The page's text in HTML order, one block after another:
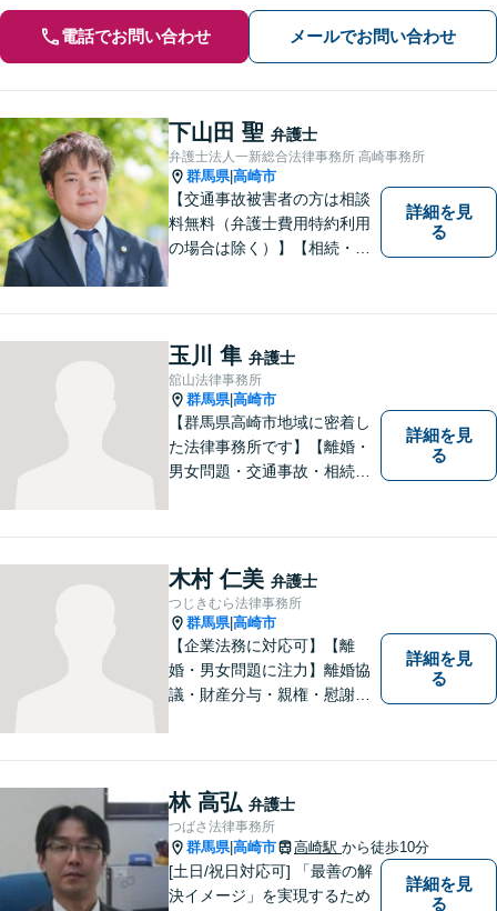
電話でお問い合わせ メールでお問い合わせ
下山田 聖 弁護士
弁護士法人一新総合法律事務所 高崎事務所
群馬県|高崎市
【交通事故被害者の方は相談
料無料（弁護士費用特約利用
の場合は除く）】【相続・債
以上の弁護士が所属／チーム
で連携し、問題解決に向けて
取り組みます。おひとりで悩
まずに、お気軽にお問い合わ
せください。
詳細を見
る
玉川 隼 弁護士
舘山法律事務所
群馬県|高崎市
【群馬県高崎市地域に密着し
た法律事務所です】【離婚・
男女問題・交通事故・相続問
みを抱えていらっしゃる皆様
に、何とか笑顔を取り戻して
いただきたいというのをモッ
トーにしております。
詳細を見
る
木村 仁美 弁護士
つじきむら法律事務所
群馬県|高崎市
【企業法務に対応可】【離
婚・男女問題に注力】離婚協
議・財産分与・親権・慰謝料
お気持ちに寄り添い、納得の
いく解決を目指します。まず
はお気軽にご相談を！【駐車
場完備】
詳細を見
る
林 高弘 弁護士
つばさ法律事務所
群馬県|高崎市 高崎駅 から徒歩10分
[土日/祝日対応可] 「最善の解
決イメージ」を実現するため
詳細を見
る